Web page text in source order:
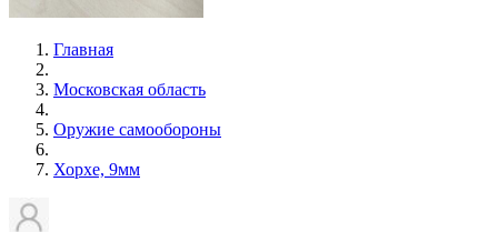
Главная
Московская область
Оружие самообороны
Хорхе, 9мм